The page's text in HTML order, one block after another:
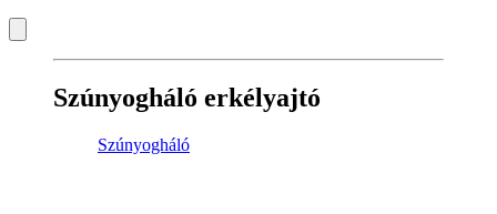
Szúnyogháló erkélyajtó
Szúnyogháló